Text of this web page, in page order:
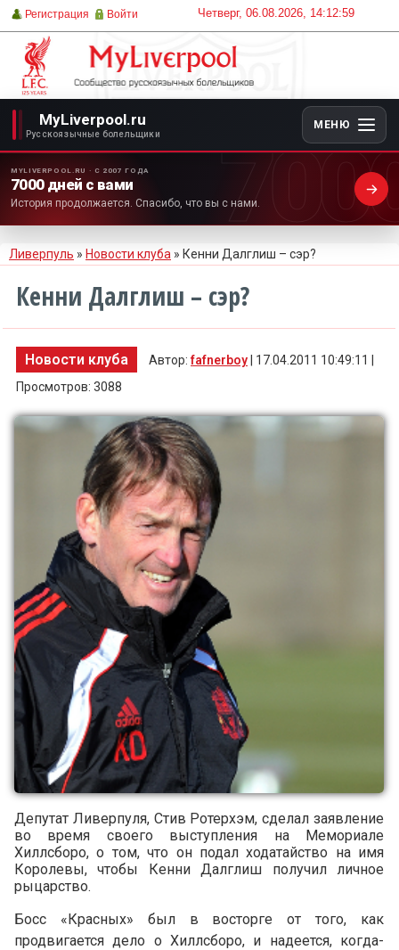
Четверг, 06.08.2026, 14:12:59
Регистрация Войти
MyLiverpool.ru
Русскоязычные болельщики
МЕНЮ
MYLIVERPOOL.RU · С 2007 ГОДА
7000 дней с вами
История продолжается. Спасибо, что вы с нами.
Ливерпуль » Новости клуба » Кенни Далглиш – сэр?
Кенни Далглиш – сэр?
Новости клуба Автор:fafnerboy | 17.04.2011 10:49:11 |
Просмотров: 3088
Депутат Ливерпуля, Стив Ротерхэм, сделал заявление
во время своего выступления на Мемориале
Хиллсборо, о том, что он подал ходатайство на имя
Королевы, чтобы Кенни Далглиш получил личное
рыцарство.
Босс «Красных» был в восторге от того, как
продвигается дело о Хиллсборо, и надеется, когда-